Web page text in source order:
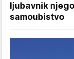
ljubavnik
samoubistvo